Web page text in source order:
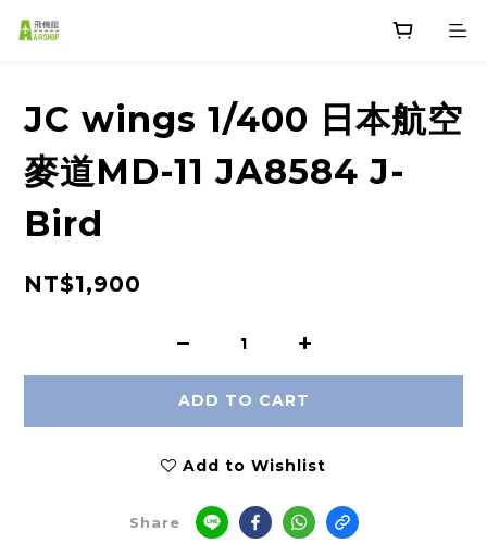
JC wings 1/400 日本航空
麥道MD-11 JA8584 J-
Bird
NT$1,900
ADD TO CART
Add to Wishlist
Share